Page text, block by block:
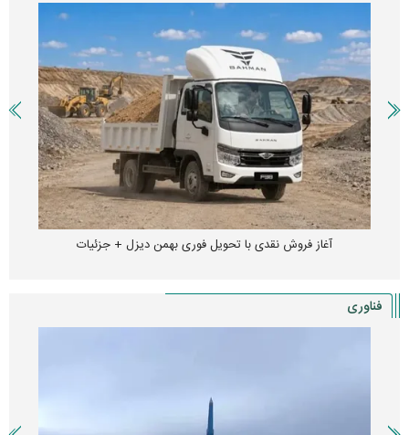
آغاز فروش نقدی با تحویل فوری بهمن دیزل + جزئیات
فناوری